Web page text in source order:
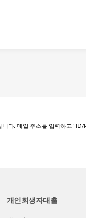
다. 메일 주소를 입력하고
개인회생자대출